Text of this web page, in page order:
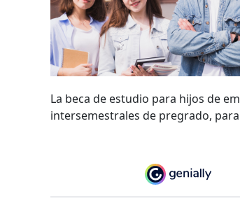
La beca de estudio para hijos de
intersemestrales de pregrado,